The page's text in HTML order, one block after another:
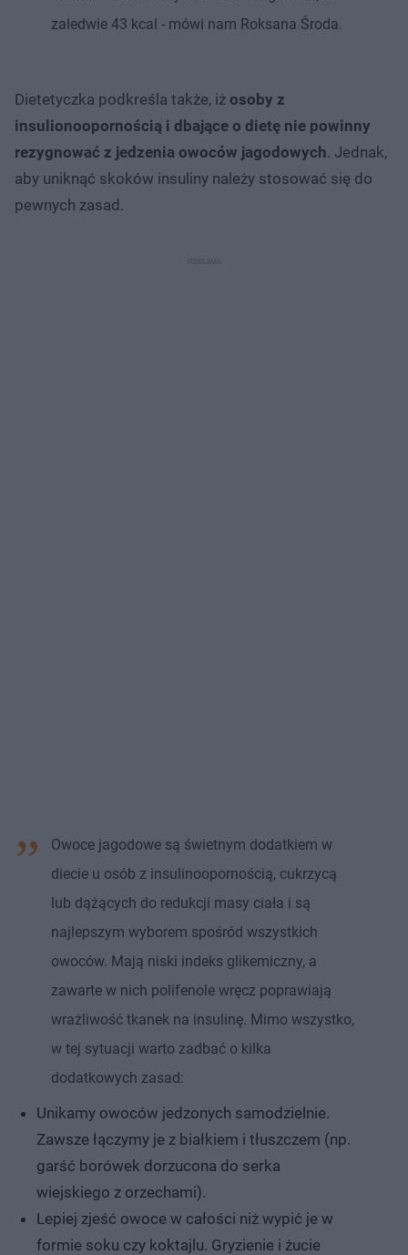
zaledwie 43 kcal - mówi nam Roksana Środa.
Dietetyczka podkreśla także, iż osoby z
insulionoopornością i dbające o dietę nie powinny
rezygnować z jedzenia owoców jagodowych. Jednak,
aby uniknąć skoków insuliny należy stosować się do
pewnych zasad.
Owoce jagodowe są świetnym dodatkiem w
diecie u osób z insulinoopornością, cukrzycą
lub dążących do redukcji masy ciała i są
najlepszym wyborem spośród wszystkich
owoców. Mają niski indeks glikemiczny, a
zawarte w nich polifenole wręcz poprawiają
wrażliwość tkanek na insulinę. Mimo wszystko,
w tej sytuacji warto zadbać o kilka
dodatkowych zasad:
Unikamy owoców jedzonych samodzielnie.
Zawsze łączymy je z białkiem i tłuszczem (np.
garść borówek dorzucona do serka
wiejskiego z orzechami).
Lepiej zjeść owoce w całości niż wypić je w
formie soku czy koktajlu. Gryzienie i żucie